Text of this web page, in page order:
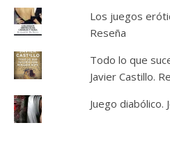
Los juegos
Reseña
Todo lo que
Javier Castillo.
Juego diabólico.